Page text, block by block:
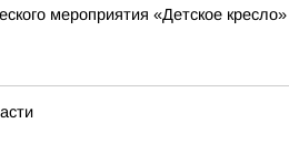
мероприятия «Детское кресло»